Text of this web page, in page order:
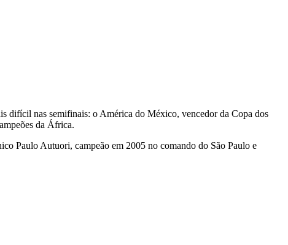
difícil nas semifinais: o América do México, vencedor da Copa dos
da África.
Paulo Autuori, campeão em 2005 no comando do São Paulo e